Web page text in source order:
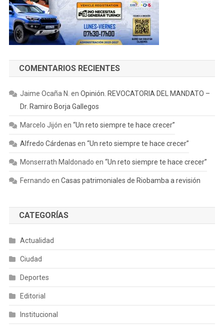
COMENTARIOS RECIENTES
Jaime Ocaña N. en Opinión. REVOCATORIA DEL MANDATO –
Dr. Ramiro Borja Gallegos
Marcelo Jijón en “Un reto siempre te hace crecer”
Alfredo Cárdenas en “Un reto siempre te hace crecer”
Monserrath Maldonado en “Un reto siempre te hace crecer”
Fernando en Casas patrimoniales de Riobamba a revisión
CATEGORÍAS
Actualidad
Ciudad
Deportes
Editorial
Institucional